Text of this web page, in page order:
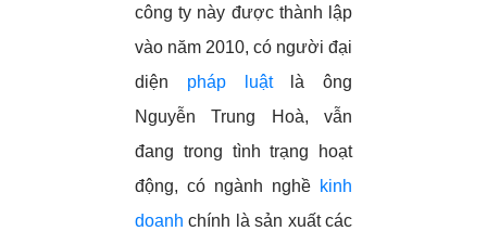
công ty này được thành lập
vào năm 2010, có người đại
diện pháp luậtlà ông
Nguyễn Trung Hoà, vẫn
đang trong tình trạng hoạt
động, có ngành nghề kinh
doanh chính là sản xuất các